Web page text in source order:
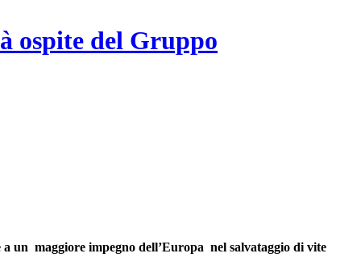
ospite del Gruppo
un maggiore impegno dell’Europa nel salvataggio di vite